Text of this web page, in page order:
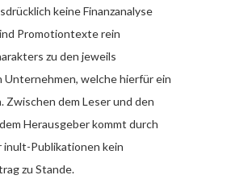
keine Finanzanalyse
Promotiontexte rein
zu den jeweils
Unternehmen, welche hierfür ein
Zwischen dem Leser und den
Herausgeber kommt durch
inult-Publikationen kein
zu Stande.